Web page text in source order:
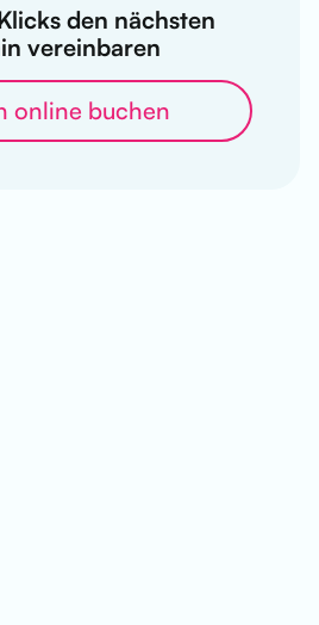
den nächsten
vereinbaren
online buchen